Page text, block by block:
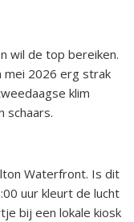
wil de top bereiken.
mei 2026 erg strak
klim
schaars.
Waterfront. Is dit
uur kleurt de lucht
bij een lokale kiosk